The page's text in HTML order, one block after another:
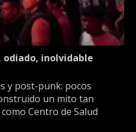
odiado, inolvidable
y post-punk: pocos
un mito tan
Centro de Salud